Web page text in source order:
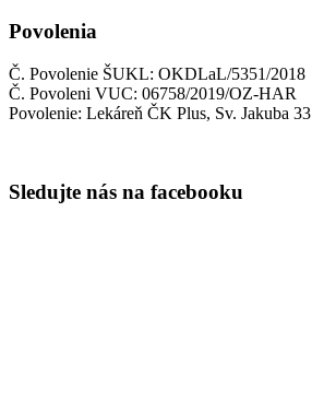
Povolenia
Č. Povolenie ŠUKL: OKDLaL/5351/2018
Č. Povoleni VUC: 06758/2019/OZ-HAR
Povolenie: Lekáreň ČK Plus, Sv. Jakuba 33
Sledujte nás na facebooku